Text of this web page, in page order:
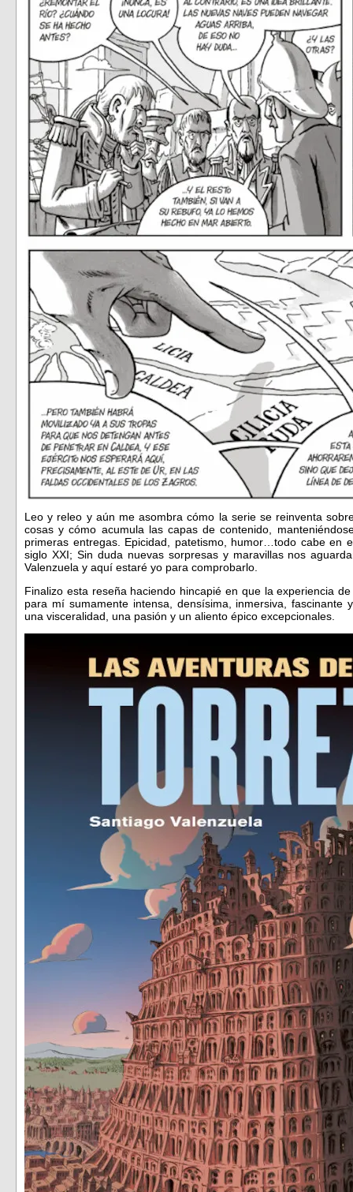
Leo y releo y aún me asombra cómo la serie se reinventa
cosas y cómo acumula las capas de contenido,
primeras entregas. Epicidad, patetismo, humor…todo cabe en
siglo XXI; Sin duda nuevas sorpresas y maravillas nos
Valenzuela y aquí estaré yo para comprobarlo.
Finalizo esta reseña haciendo hincapié en que la experiencia
para mí sumamente intensa, densísima, inmersiva, fascinante
una visceralidad, una pasión y un aliento épico excepcionales.